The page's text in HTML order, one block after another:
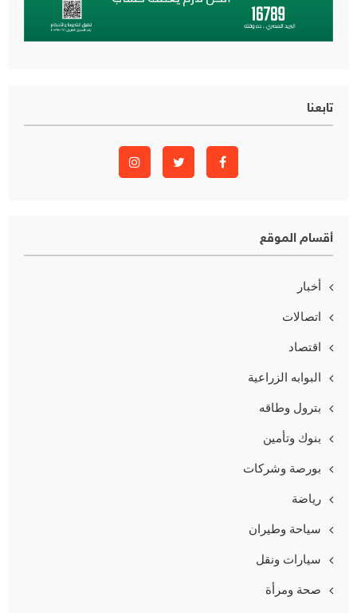
تابعنا
أقسام الموقع
أخبار
اتصالات
اقتصاد
البوابه الزراعية
بترول وطاقه
بنوك وتأمين
بورصة وشركات
رياضة
سياحة وطيران
سيارات ونقل
صحة ومرأة